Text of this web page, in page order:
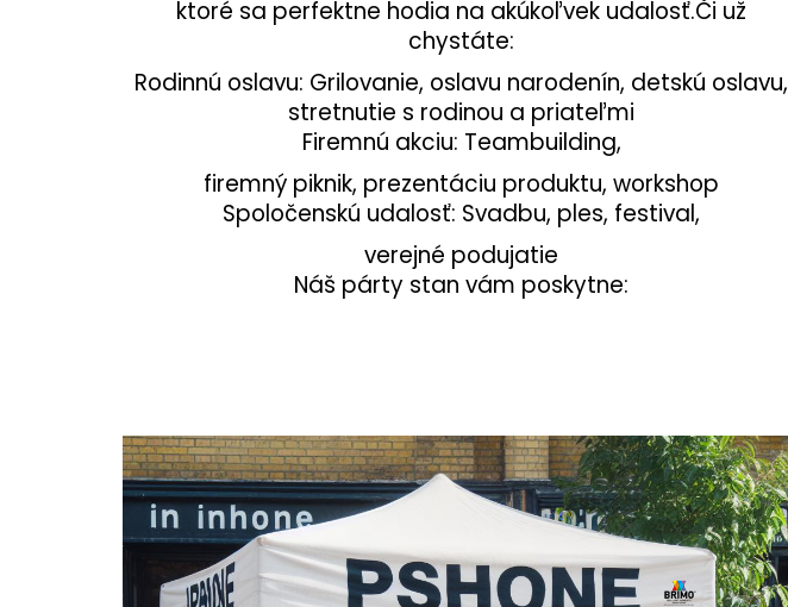
ktoré sa perfektne hodia na akúkoľvek udalosť.Či už
chystáte:
Rodinnú oslavu: Grilovanie, oslavu narodenín, detskú oslavu,
stretnutie s rodinou a priateľmi
Firemnú akciu: Teambuilding,
firemný piknik, prezentáciu produktu, workshop
Spoločenskú udalosť: Svadbu, ples, festival,
verejné podujatie
Náš párty stan vám poskytne: